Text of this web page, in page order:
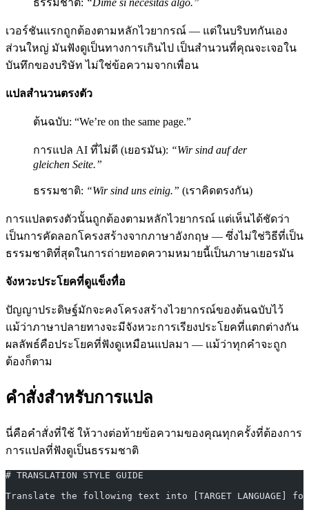
เวอร์ชันแรกถูกต้องตามหลักไวยากรณ์ — แต่ในบริบทกันเอง
ส่วนใหญ่ มันฟังดูเป็นทางการเกินไป เป็นสำนวนที่คุณจะเจอใน
บันทึกของบริษัท ไม่ใช่ข้อความจากเพื่อน
แปลสำนวนตรงตัว
ต้นฉบับ: “We’re on the same page.”
การแปล AI ที่ไม่ดี (เยอรมัน): “Wir sind auf der
gleichen Seite.”
ธรรมชาติ: “Wir sind uns einig.” (เราคิดตรงกัน)
การแปลตรงตัวนั้นถูกต้องตามหลักไวยากรณ์ แต่เห็นได้ชัดว่า
เป็นการคัดลอกโครงสร้างจากภาษาอังกฤษ — ซึ่งไม่ใช่วิธีที่เป็น
ธรรมชาติที่สุดในการถ่ายทอดความหมายนี้เป็นภาษาเยอรมัน
จังหวะประโยคที่ดูแข็งทื่อ
ปัญญาประดิษฐ์มักจะคงโครงสร้างไวยากรณ์ของต้นฉบับไว้
แม้ว่าภาษาปลายทางจะมีจังหวะการเรียงประโยคที่แตกต่างกัน
ผลลัพธ์คือประโยคที่ฟังดูเหมือนแปลมา — แม้ว่าทุกคำจะถูก
ต้องก็ตาม
คำสั่งสำหรับการแปล
นี่คือคำสั่งที่ใช้ ให้วางต่อท้ายข้อความของคุณทุกครั้งที่ต้องการ
การแปลที่ฟังดูเป็นธรรมชาติ
# TRANSLATION STYLE GUIDE
Translate the following text into [TARGET LANGUAGE] for